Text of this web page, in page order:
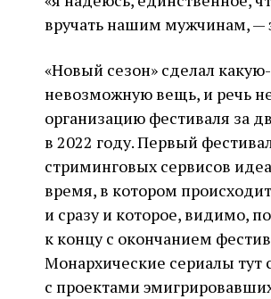
вручать нашим мужчинам, —
«Новый сезон» сделал
невозможную вещь, и речь
организацию фестиваля за
в 2022 году. Первый
стриминговых сервисов
время, в котором
и сразу и которое, видимо,
к концу с окончанием
Монархические сериалы тут
с проектами